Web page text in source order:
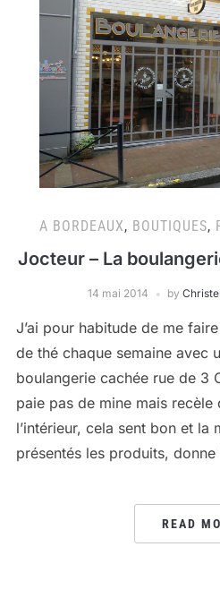
A BORDEAUX, BOUTIQUES,
Jocteur – La
14 mai 2014 by
J’ai pour habitude de me
de thé chaque semaine avec
boulangerie cachée rue de 3
paie pas de mine mais
l’intérieur, cela sent bon et la
présentés les produits,
READ